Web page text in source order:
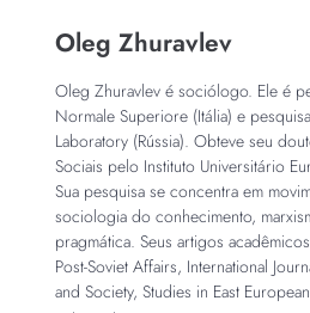
Oleg Zhuravlev
Oleg Zhuravlev é sociólogo. Ele é
Normale Superiore (Itália) e
Laboratory (Rússia). Obteve seu
Sociais pelo Instituto Universitário
Sua pesquisa se concentra em
sociologia do conhecimento,
pragmática. Seus artigos
Post-Soviet Affairs, International
and Society, Studies in East